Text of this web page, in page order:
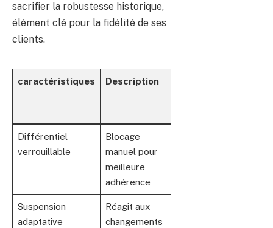
sacrifier la robustesse historique,
élément clé pour la fidélité de ses
clients.
caractéristiques Description
Différentiel
verrouillable
Blocage
manuel pour
meilleure
adhérence
Suspension
adaptative
Réagit aux
changements